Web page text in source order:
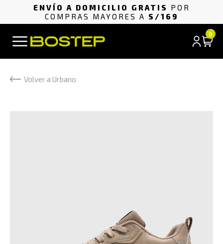
ENVÍO A DOMICILIO GRATIS
POR
COMPRAS MAYORES A S/169
0
Volver a Urbano